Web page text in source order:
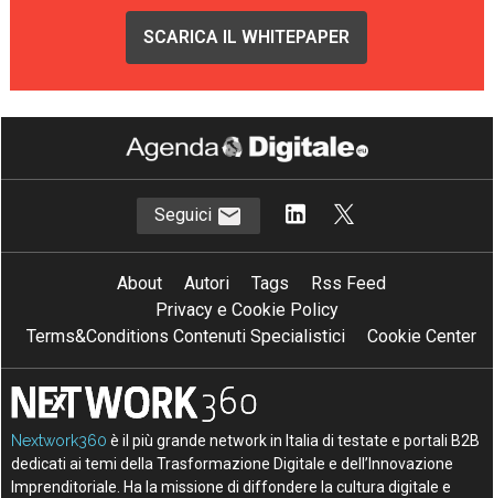
SCARICA IL WHITEPAPER
Seguici
About Autori Tags
Rss Feed
Privacy e Cookie Policy
Terms&Conditions Contenuti Specialistici
Cookie Center
Nextwork360 è il più grande network in Italia di testate e portali B2B
dedicati ai temi della Trasformazione Digitale e dell’Innovazione
Imprenditoriale. Ha la missione di diffondere la cultura digitale e